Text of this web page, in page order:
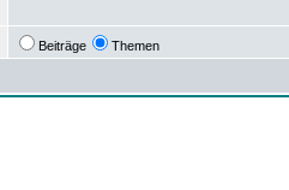
Beiträge Themen